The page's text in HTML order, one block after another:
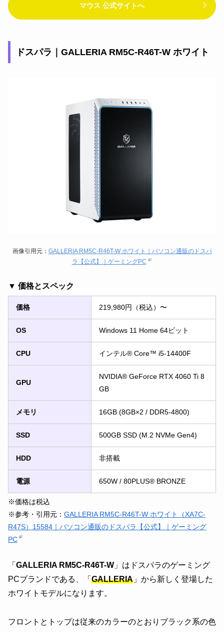
マウス 公式サイトへ
ドスパラ｜GALLERIA RM5C-R46T-W ホワイト
画像引用元： GALLERIA RM5C-R46T-W ホワイト｜パソコン通販のドスパ
ラ【公式】｜ゲーミングPC
▼ 価格とスペック
価格 219,980円（税込）〜
OS Windows 11 Home 64ビット
CPU インテル® Core™ i5-14400F
GPU
NVIDIA® GeForce RTX 4060 Ti 8
GB
メモリ 16GB (8GB×2 / DDR5-4800)
SSD 500GB SSD (M.2 NVMe Gen4)
HDD 非搭載
電源 650W / 80PLUS® BRONZE
※価格は税込
※参考・引用元： GALLERIA RM5C-R46T-W ホワイト（XA7C-
R47S）15584｜パソコン通販のドスパラ【公式】｜ゲーミング
PC
「 GALLERIA RM5C-R46T-W 」はドスパラのゲーミング
PCブランドである、「 GALLERIA 」から新しく登場した
ホワイトモデルになります。
フロントとトップは従来のカラーのとおりブラック系の色